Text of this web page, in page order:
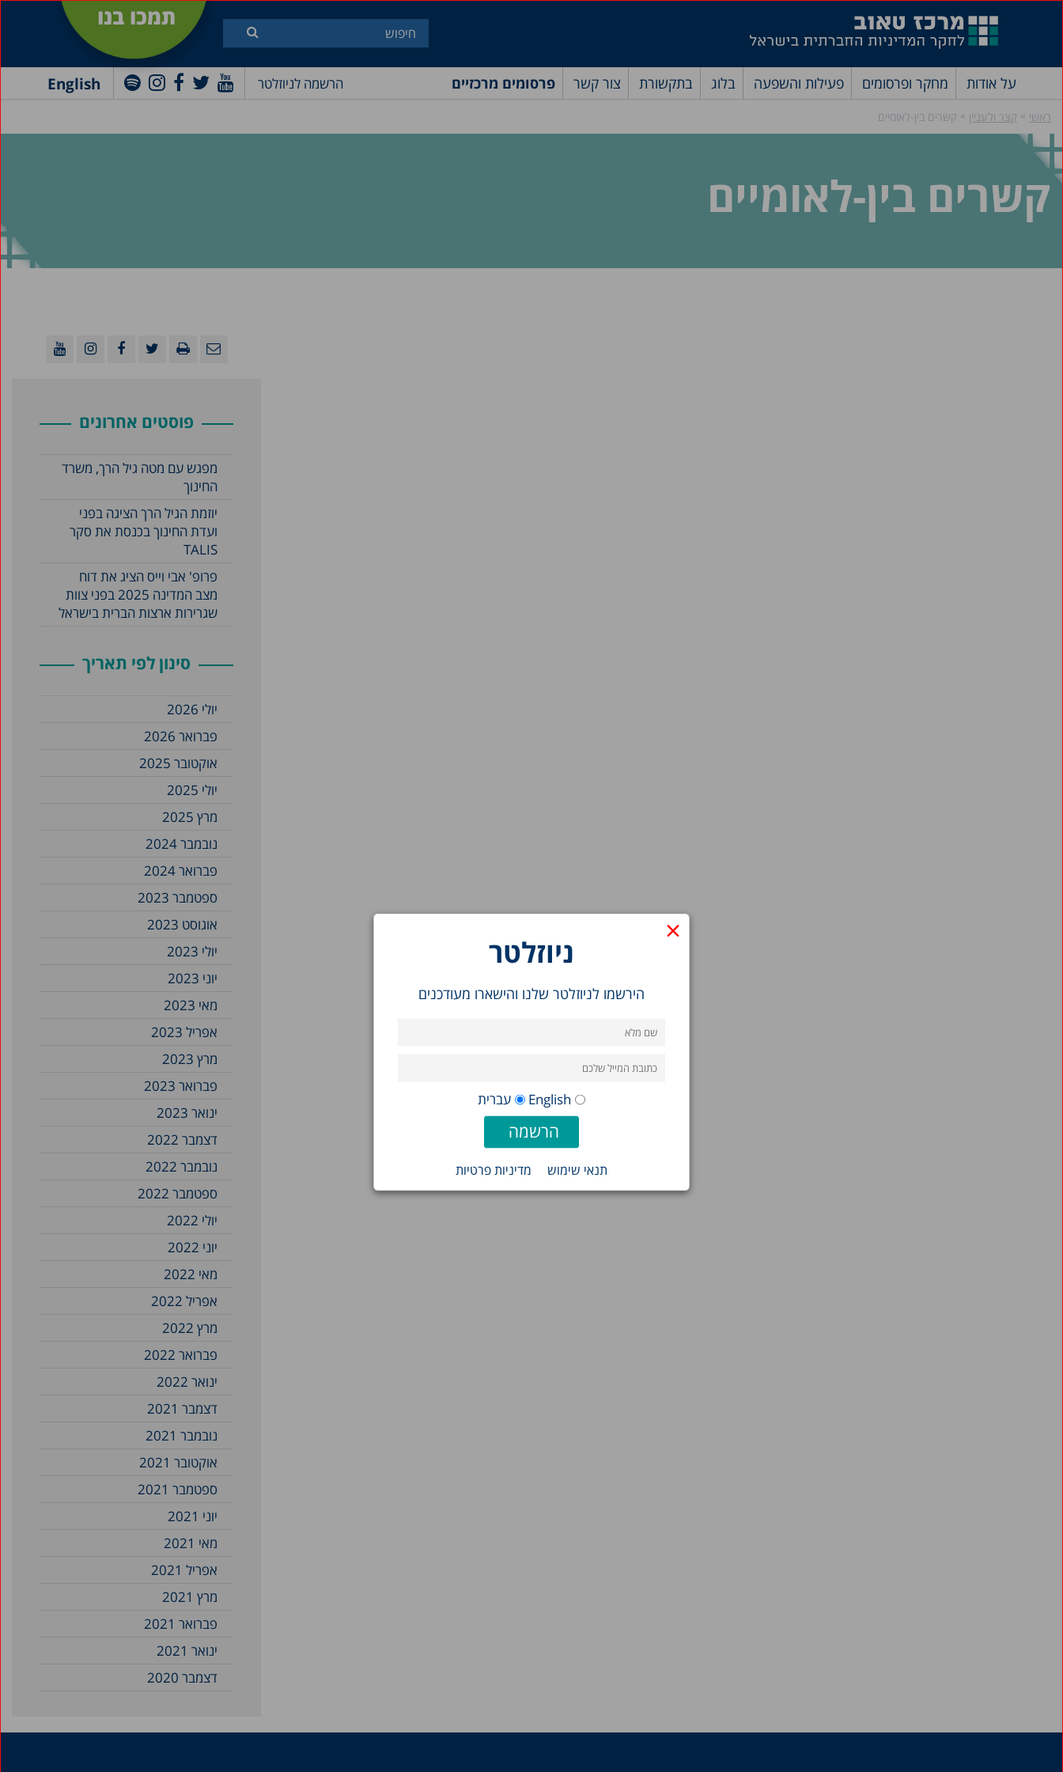
תמכו בנו
על אודות מחקר ופרסומים פעילות והשפעה בלוג בתקשורת צור קשר פרסומים מרכזיים הרשמה לניוזלטר English
×
ניוזלטר
הירשמו לניוזלטר שלנו והישארו מעודכנים
English עברית
תנאי שימוש מדיניות פרטיות
ראשי » קצר ולעניין » קשרים בין-לאומיים
קשרים בין-לאומיים
פוסטים אחרונים
מפגש עם מטה גיל הרך, משרד
החינוך
יוזמת הגיל הרך הציגה בפני
ועדת החינוך בכנסת את סקר
TALIS
פרופ' אבי וייס הציג את דוח
מצב המדינה 2025 בפני צוות
שגרירות ארצות הברית בישראל
סינון לפי תאריך
יולי 2026
פברואר 2026
אוקטובר 2025
יולי 2025
מרץ 2025
נובמבר 2024
פברואר 2024
ספטמבר 2023
אוגוסט 2023
יולי 2023
יוני 2023
מאי 2023
אפריל 2023
מרץ 2023
פברואר 2023
ינואר 2023
דצמבר 2022
נובמבר 2022
ספטמבר 2022
יולי 2022
יוני 2022
מאי 2022
אפריל 2022
מרץ 2022
פברואר 2022
ינואר 2022
דצמבר 2021
נובמבר 2021
אוקטובר 2021
ספטמבר 2021
יוני 2021
מאי 2021
אפריל 2021
מרץ 2021
פברואר 2021
ינואר 2021
דצמבר 2020